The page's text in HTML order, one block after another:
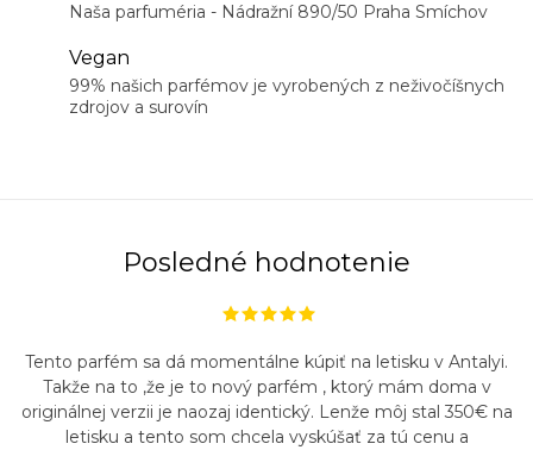
Naša parfuméria - Nádražní 890/50 Praha Smíchov
Vegan
99% našich parfémov je vyrobených z neživočíšnych
zdrojov a surovín
Posledné hodnotenie
Tento parfém sa dá momentálne kúpiť na letisku v Antalyi.
Takže na to ,že je to nový parfém , ktorý mám doma v
originálnej verzii je naozaj identický. Lenže môj stal 350€ na
letisku a tento som chcela vyskúšať za tú cenu a